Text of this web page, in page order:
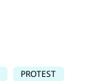
PROTEST